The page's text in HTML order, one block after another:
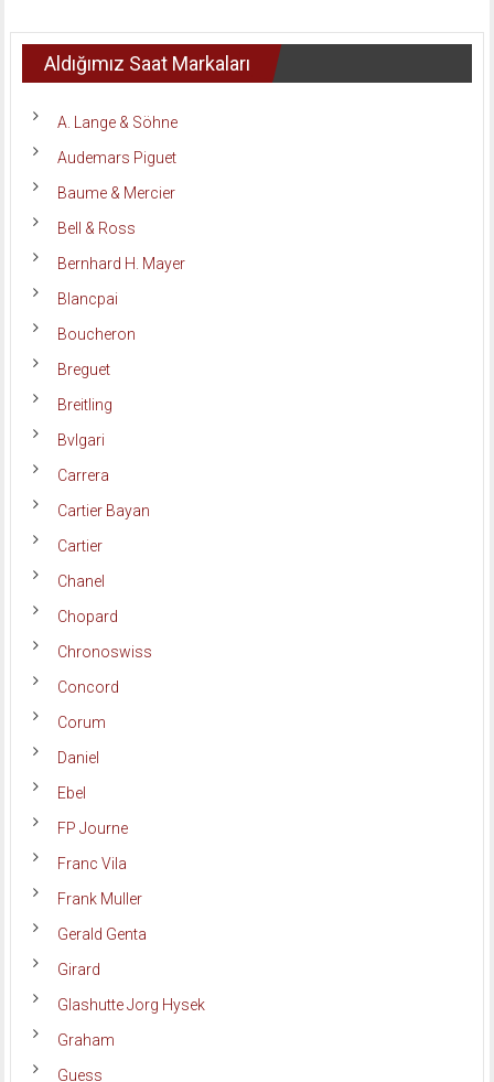
Aldığımız Saat Markaları
A. Lange & Söhne
Audemars Piguet
Baume & Mercier
Bell & Ross
Bernhard H. Mayer
Blancpai
Boucheron
Breguet
Breitling
Bvlgari
Carrera
Cartier Bayan
Cartier
Chanel
Chopard
Chronoswiss
Concord
Corum
Daniel
Ebel
FP Journe
Franc Vila
Frank Muller
Gerald Genta
Girard
Glashutte Jorg Hysek
Graham
Guess